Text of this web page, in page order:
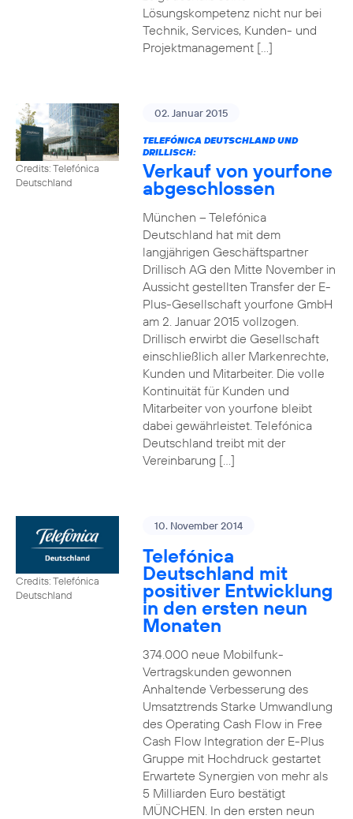
Lösungskompetenz nicht nur bei
Technik, Services, Kunden- und
Projektmanagement […]
Credits: Telefónica
Deutschland
02. Januar 2015
TELEFÓNICA DEUTSCHLAND UND
DRILLISCH:
Verkauf von yourfone
abgeschlossen
München – Telefónica
Deutschland hat mit dem
langjährigen Geschäftspartner
Drillisch AG den Mitte November in
Aussicht gestellten Transfer der E-
Plus-Gesellschaft yourfone GmbH
am 2. Januar 2015 vollzogen.
Drillisch erwirbt die Gesellschaft
einschließlich aller Markenrechte,
Kunden und Mitarbeiter. Die volle
Kontinuität für Kunden und
Mitarbeiter von yourfone bleibt
dabei gewährleistet. Telefónica
Deutschland treibt mit der
Vereinbarung […]
Credits: Telefónica
Deutschland
10. November 2014
Telefónica
Deutschland mit
positiver Entwicklung
in den ersten neun
Monaten
374.000 neue Mobilfunk-
Vertragskunden gewonnen
Anhaltende Verbesserung des
Umsatztrends Starke Umwandlung
des Operating Cash Flow in Free
Cash Flow Integration der E-Plus
Gruppe mit Hochdruck gestartet
Erwartete Synergien von mehr als
5 Milliarden Euro bestätigt
MÜNCHEN. In den ersten neun